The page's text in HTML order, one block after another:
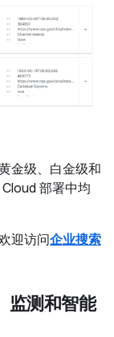
金级、白金级和
部署中均
迎访问企业搜索
监测和智能